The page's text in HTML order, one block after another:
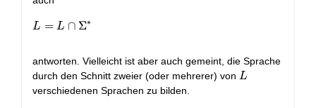
L=L\cap \Sigma^*
L = L ∩ Σ∗
antworten. Vielleicht ist aber auch gemeint, die Sprache
durch den Schnitt zweier (oder mehrerer) von L
L
verschiedenen Sprachen zu bilden.